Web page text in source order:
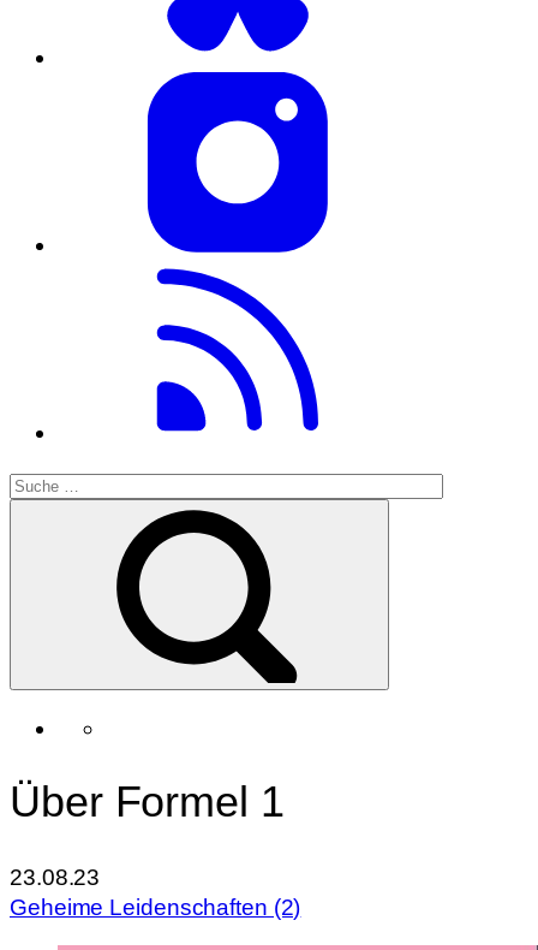
Über Formel 1
23.08.23
Geheime Leidenschaften (2)